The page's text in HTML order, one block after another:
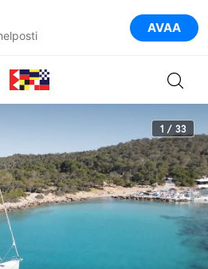
AVAA
1 / 33